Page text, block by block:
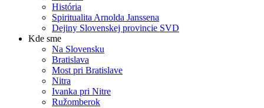
História
Spiritualita Arnolda Janssena
Dejiny Slovenskej provincie SVD
Kde sme
Na Slovensku
Bratislava
Most pri Bratislave
Nitra
Ivanka pri Nitre
Ružomberok